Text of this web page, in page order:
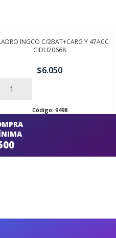
INGCO C/2BAT+CARG Y 47ACC
CIDLI20668
$6.050
Código: 9498